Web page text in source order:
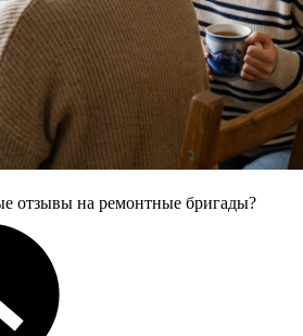
отзывы на ремонтные бригады?